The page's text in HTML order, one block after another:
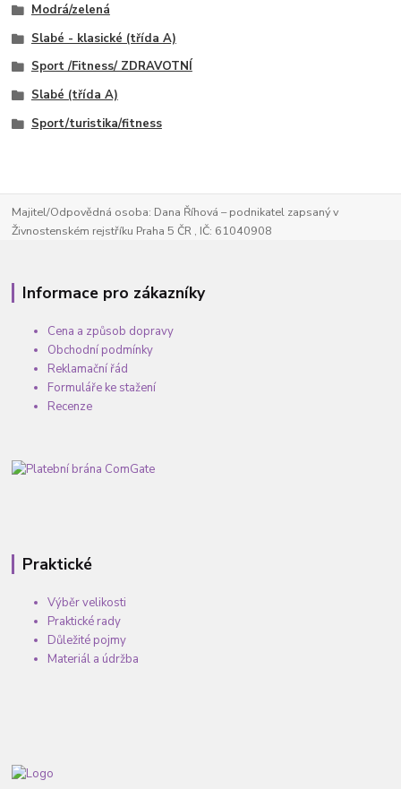
Modrá/zelená
Slabé - klasické (třída A)
Sport /Fitness/ ZDRAVOTNÍ
Slabé (třída A)
Sport/turistika/fitness
Majitel/Odpovědná osoba: Dana Říhová – podnikatel zapsaný v
Živnostenském rejstříku Praha 5 ČR , IČ: 61040908
Informace pro zákazníky
Cena a způsob dopravy
Obchodní podmínky
Reklamační řád
Formuláře ke stažení
Recenze
Praktické
Výběr velikosti
Praktické rady
Důležité pojmy
Materiál a údržba